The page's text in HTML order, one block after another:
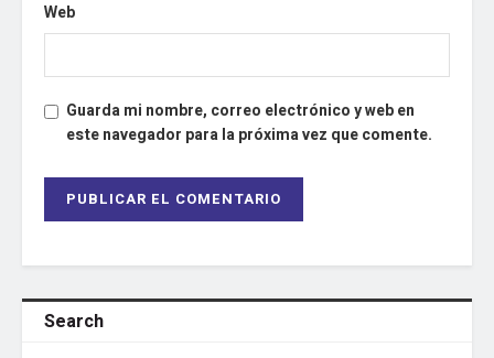
Web
Guarda mi nombre, correo electrónico y web en
este navegador para la próxima vez que comente.
Search